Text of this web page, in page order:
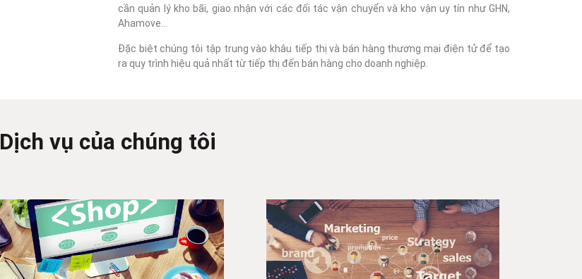
cần quản lý kho bãi, giao nhận với các đối tác vận chuyển và kho vận uy tín như GHN,
Ahamove...
Đặc biệt chúng tôi tập trung vào khâu tiếp thị và bán hàng thương mại điện tử để tạo
ra quy trình hiệu quả nhất từ tiếp thị đến bán hàng cho doanh nghiệp.
Dịch vụ của chúng tôi